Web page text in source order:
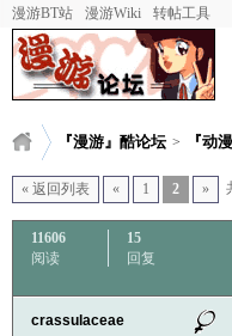
漫游BT站 漫游Wiki 转帖工具
『漫游』酷论坛 > 『动
« 返回列表 « 1 2 »
11606
阅读
15
回复
crassulaceae